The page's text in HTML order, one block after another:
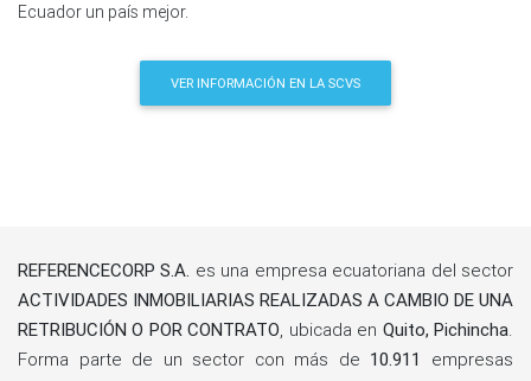
Ecuador un país mejor.
VER INFORMACIÓN EN LA SCVS
REFERENCECORP S.A. es una empresa ecuatoriana del sector
ACTIVIDADES INMOBILIARIAS REALIZADAS A CAMBIO DE UNA
RETRIBUCIÓN O POR CONTRATO, ubicada en Quito, Pichincha.
Forma parte de un sector con más de 10.911
empresas